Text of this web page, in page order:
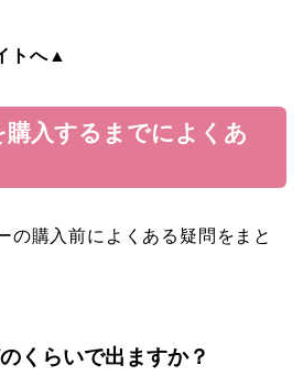
トへ▲
購入するまでによくあ
の購入前によくある疑問をまと
くらいで出ますか？